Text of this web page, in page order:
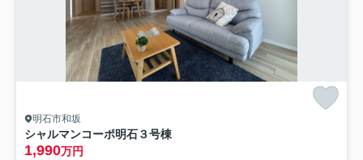
明石市和坂
シャルマンコーポ明石３号棟
1,990万円